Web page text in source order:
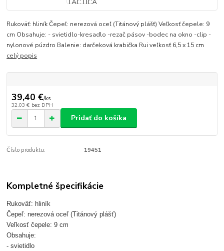
Rukoväť: hliník Čepeľ: nerezová oceľ (Titánový plášť) Veľkosť čepele: 9
cm Obsahuje: - svietidlo-kresadlo -rezač pásov -bodec na okno -clip -
nylonové púzdro Balenie: darčeková krabička Rui veľkosť 6,5 x 15 cm
celý popis
39,40 €/ks
32,03 € bez DPH
Pridať do košíka
Číslo produktu: 19451
Kompletné špecifikácie
Rukoväť: hliník
Čepeľ: nerezová oceľ (Titánový plášť)
Veľkosť čepele: 9 cm
Obsahuje:
- svietidlo